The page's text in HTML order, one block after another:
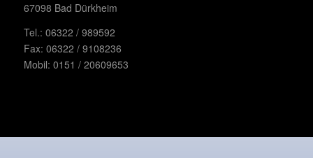
67098 Bad Dürkheim
Tel.: 06322 / 989592
Fax: 06322 / 9108236
Mobil: 0151 / 20609653